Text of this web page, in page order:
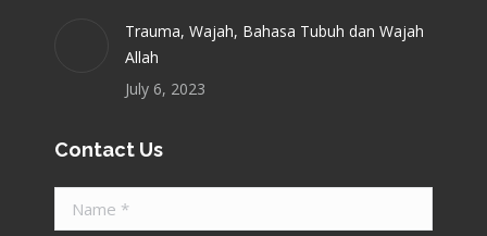
Trauma, Wajah, Bahasa Tubuh dan Wajah
Allah
July 6, 2023
Contact Us
Name *